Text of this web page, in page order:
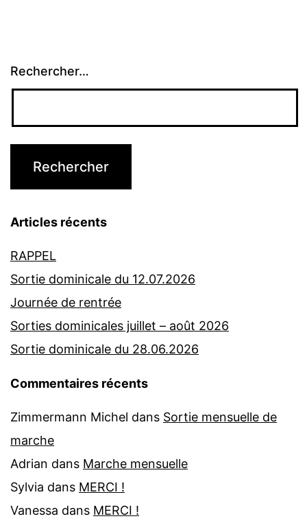
Rechercher…
Articles récents
RAPPEL
Sortie dominicale du 12.07.2026
Journée de rentrée
Sorties dominicales juillet – août 2026
Sortie dominicale du 28.06.2026
Commentaires récents
Zimmermann Michel dans Sortie mensuelle de
marche
Adrian dans Marche mensuelle
Sylvia dans MERCI !
Vanessa dans MERCI !